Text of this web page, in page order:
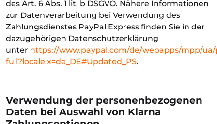
des Art. 6 Abs. 1 lit. b DSGVO. Nähere Informationen
zur Datenverarbeitung bei Verwendung des
Zahlungsdienstes PayPal Express finden Sie in der
dazugehörigen Datenschutzerklärung
unter https://www.paypal.com/de/webapps/mpp/ua/
full?locale.x=de_DE#Updated_PS.
Verwendung der personenbezogenen
Daten bei Auswahl von Klarna